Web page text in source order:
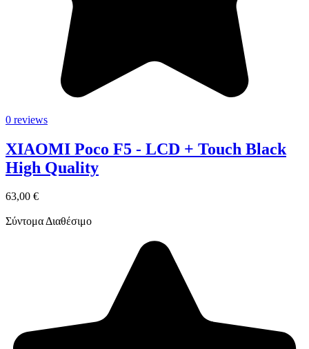
0 reviews
XIAOMI Poco F5 - LCD + Touch Black
High Quality
63,00 €
Σύντομα Διαθέσιμο